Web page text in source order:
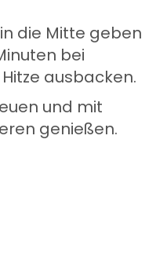
in die Mitte geben
bei
ausbacken.
und mit
genießen.